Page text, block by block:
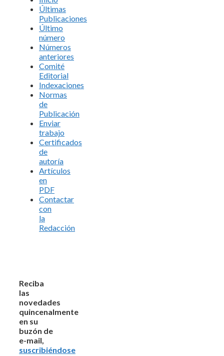
Últimas
Publicaciones
Último
número
Números
anteriores
Comité
Editorial
Indexaciones
Normas
de
Publicación
Enviar
trabajo
Certificados
de
autoría
Artículos
en
PDF
Contactar
con
la
Redacción
Reciba
las
novedades
quincenalmente
en su
buzón de
e-mail,
suscribiéndose